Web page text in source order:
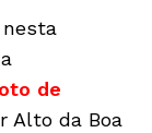
de
Alto da Boa